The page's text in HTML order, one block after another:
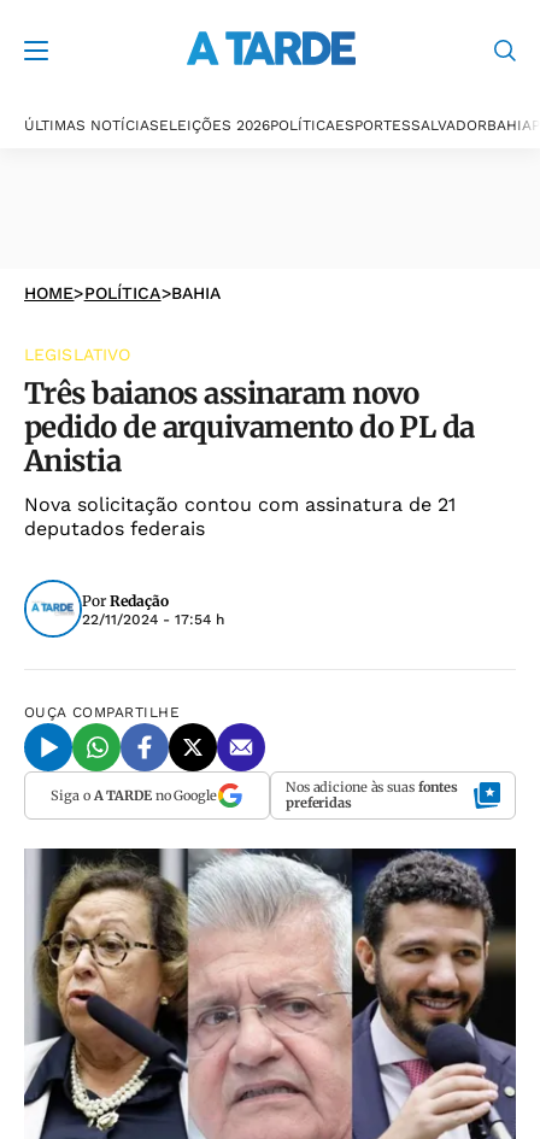
ÚLTIMAS NOTÍCIASELEIÇÕES 2026POLÍTICAESPORTESSALVADORBAHIA
HOME>POLÍTICA>BAHIA
LEGISLATIVO
Três baianos assinaram novo
pedido de arquivamento do PL da
Anistia
Nova solicitação contou com assinatura de 21
deputados federais
Por Redação
22/11/2024 - 17:54 h
OUÇA COMPARTILHE
Siga o A TARDEno Google Nos adicione às suas fontes
preferidas